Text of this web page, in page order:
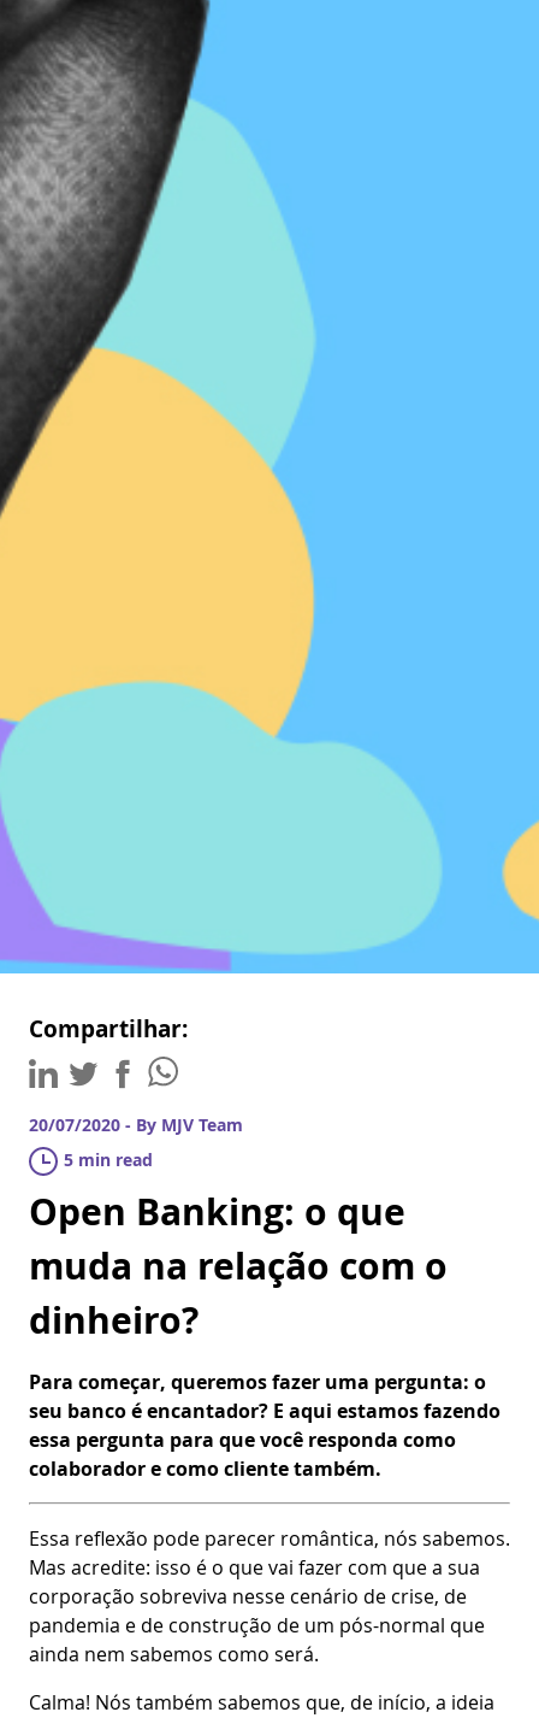
Compartilhar:
20/07/2020 - By MJV Team
5 min read
Open Banking: o que
muda na relação com o
dinheiro?
Para começar, queremos fazer uma pergunta: o
seu banco é encantador? E aqui estamos fazendo
essa pergunta para que você responda como
colaborador e como cliente também.
Essa reflexão pode parecer romântica, nós sabemos.
Mas acredite: isso é o que vai fazer com que a sua
corporação sobreviva nesse cenário de crise, de
pandemia e de construção de um pós-normal que
ainda nem sabemos como será.
Calma! Nós também sabemos que, de início, a ideia